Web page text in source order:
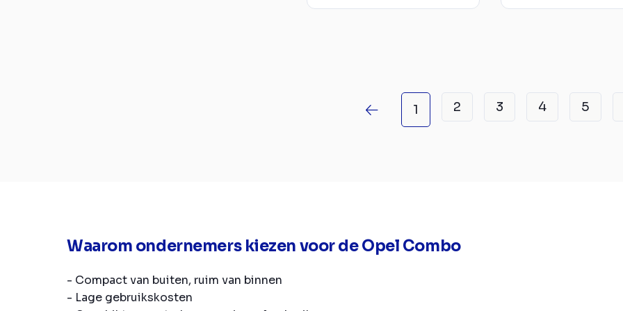
1 2 3 4 5
Waarom ondernemers kiezen voor de Opel Combo
- Compact van buiten, ruim van binnen
- Lage gebruikskosten